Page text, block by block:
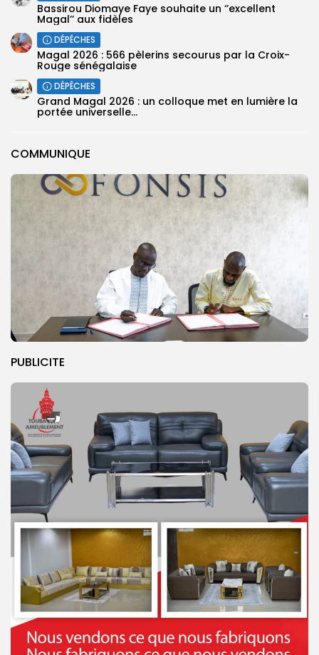
COMMUNIQUE
PUBLICITE
Bassirou Diomaye Faye souhaite un ‘’excellent
Magal’’ aux fidèles
DÉPÊCHES
Magal 2026 : 566 pèlerins secourus par la Croix-
Rouge sénégalaise
DÉPÊCHES
Grand Magal 2026 : un colloque met en lumière la
portée universelle...